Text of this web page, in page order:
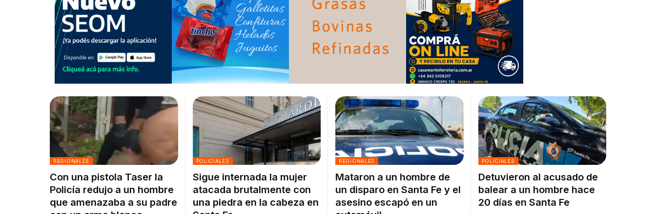
REGIONALES
Con una pistola Taser la
Policía redujo a un hombre
que amenazaba a su padre
POLICIALES
Sigue internada la mujer
atacada brutalmente con
una piedra en la cabeza en
REGIONALES
Mataron a un hombre de
un disparo en Santa Fe y el
asesino escapó en un
POLICIALES
Detuvieron al acusado de
balear a un hombre hace
20 días en Santa Fe